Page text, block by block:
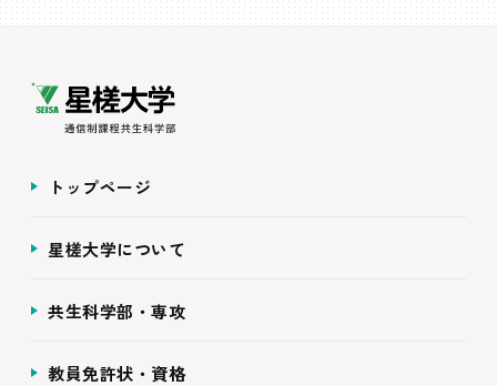
トップページ
星槎大学について
共生科学部・専攻
教員免許状・資格